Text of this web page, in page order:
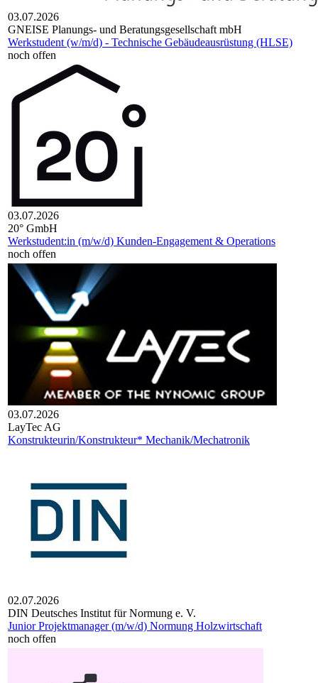
03.07.2026
GNEISE Planungs- und Beratungsgesellschaft mbH
Werkstudent (w/m/d) - Technische Gebäudeausrüstung (HLSE)
noch offen
03.07.2026
20° GmbH
Werkstudent:in (m/w/d) Kunden-Engagement & Operations
noch offen
03.07.2026
Lay­Tec AG
Konstrukteurin/Konstrukteur* Mechanik/Mechatronik
02.07.2026
DIN Deut­sches Insti­tut für Nor­mung e. V.
Junior Projektmanager (m/w/d) Normung Holzwirtschaft
noch offen